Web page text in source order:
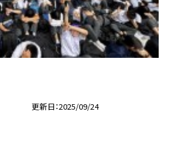
更新日 2025/09/24